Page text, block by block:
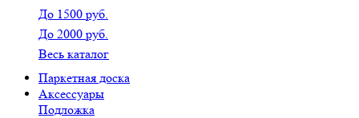
До 1500 руб.
До 2000 руб.
Весь каталог
Паркетная доска
Аксессуары
Подложка